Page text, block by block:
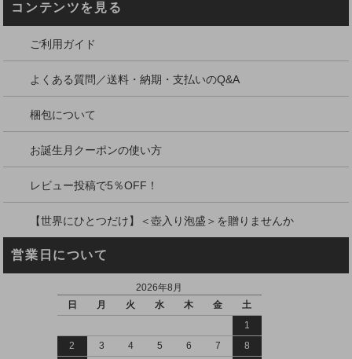
コンテンツを見る
ご利用ガイド
よくある質問／送料・納期・支払いのQ&A
梱包について
お誕生月クーポンの使い方
レビュー投稿で5％OFF！
【世界にひとつだけ】＜壺入り泡盛＞を贈りませんか
営業日について
2026年8月
日
月 火 水 木 金
土
1
2
3 4 5 6 7
8